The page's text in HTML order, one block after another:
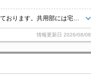
情報更新日 2026/08/08